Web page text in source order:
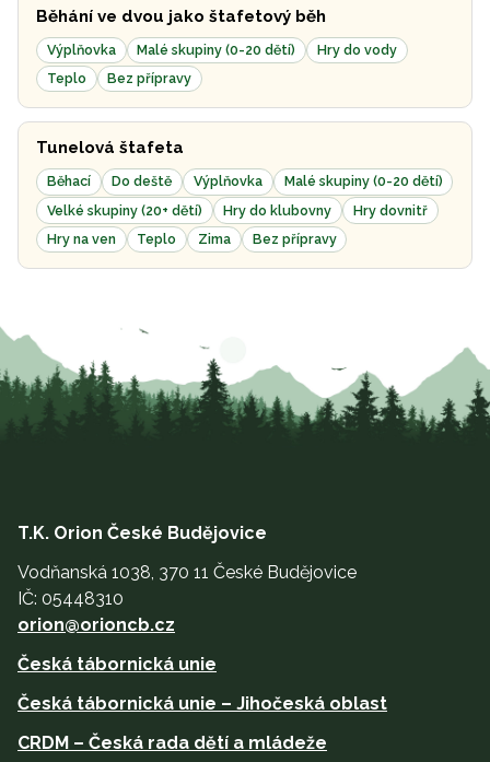
Běhání ve dvou jako štafetový běh
Výplňovka Malé skupiny (0-20 dětí)
Hry do vody
Teplo
Bez přípravy
Tunelová štafeta
Běhací Do deště Výplňovka
Malé skupiny (0-20 dětí)
Velké skupiny (20+ dětí)
Hry do klubovny
Hry dovnitř
Hry na ven
Teplo Zima Bez přípravy
T.K. Orion České Budějovice
Vodňanská 1038, 370 11 České Budějovice
IČ: 05448310
orion@orioncb.cz
Česká tábornická unie
Česká tábornická unie – Jihočeská oblast
CRDM – Česká rada dětí a mládeže